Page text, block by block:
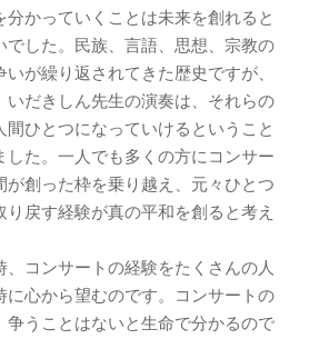
かっていくことは未来を創れると
でした。民族、言語、思想、宗教の
が繰り返されてきた歴史ですが、
いだきしん先生の演奏は、それらの
ひとつになっていけるということ
した。一人でも多くの方にコンサー
が創った枠を乗り越え、元々ひとつ
戻す経験が真の平和を創ると考え
コンサートの経験をたくさんの人
に心から望むのです。コンサートの
争うことはないと生命で分かるので